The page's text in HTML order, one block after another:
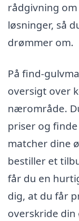
rådgivning
løsninger, så
drømmer om.
På find-
oversigt over
nærområde.
priser og
matcher dine
bestiller et
får du en
dig, at du får
overskride